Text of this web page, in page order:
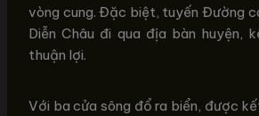
vòng cung. Đặc biệt, tuyến Đường
Diễn Châu đi qua địa bàn huyện,
thuận lợi.
Với ba cửa sông đổ ra biển, được